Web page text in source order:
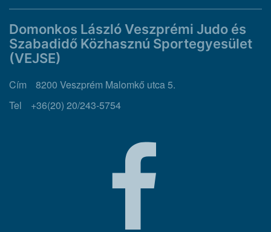
Domonkos László Veszprémi Judo és
Szabadidő Közhasznú Sportegyesület
(VEJSE)
Cím
8200 Veszprém Malomkő utca 5.
Tel
+36(20) 20/243-5754